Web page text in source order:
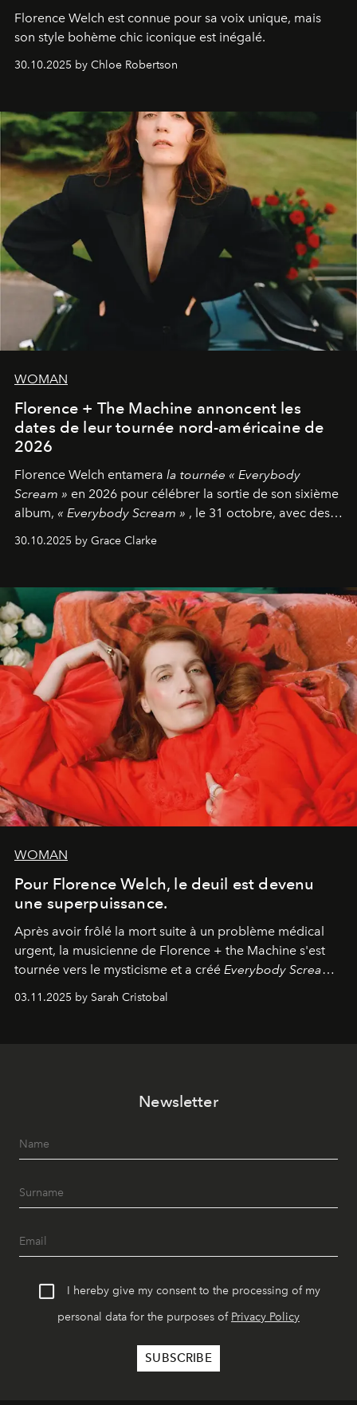
Florence Welch est connue pour sa voix unique, mais
son style bohème chic iconique est inégalé.
30.10.2025 by Chloe Robertson
WOMAN
Florence + The Machine annoncent les
dates de leur tournée nord-américaine de
2026
Florence Welch entamera la tournée « Everybody
Scream » en 2026 pour célébrer la sortie de son sixième
album, « Everybody Scream » , le 31 octobre, avec des
30.10.2025 by Grace Clarke
WOMAN
Pour Florence Welch, le deuil est devenu
une superpuissance.
Après avoir frôlé la mort suite à un problème médical
urgent, la musicienne de Florence + the Machine s'est
tournée vers le mysticisme et a créé Everybody Scream
03.11.2025 by Sarah Cristobal
Newsletter
I hereby give my consent to the processing of my
personal data for the purposes of Privacy Policy